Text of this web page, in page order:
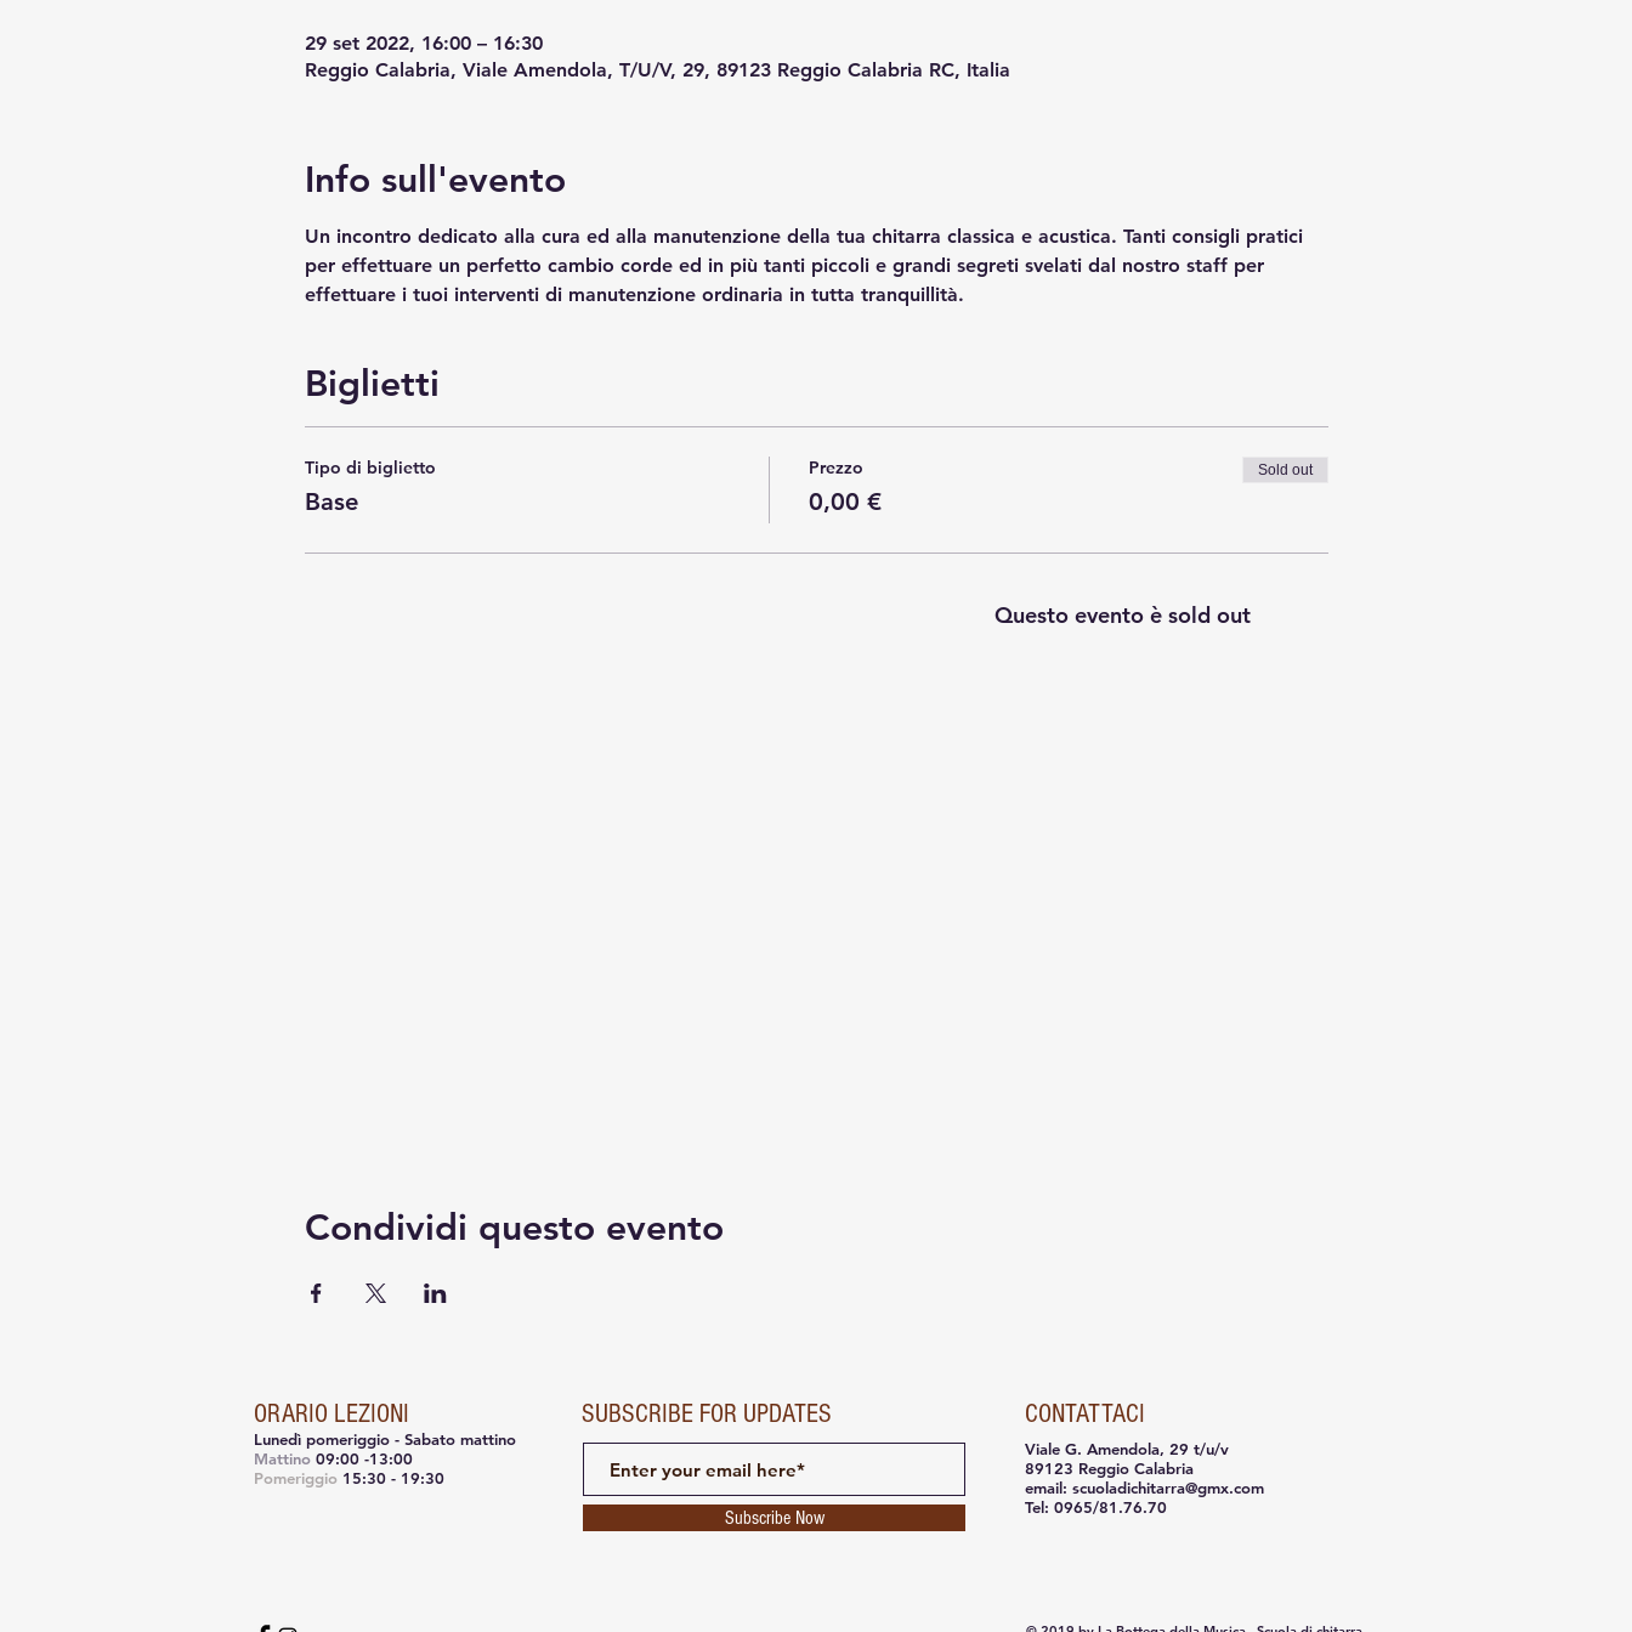
29 set 2022, 16:00 – 16:30
Reggio Calabria, Viale Amendola, T/U/V, 29, 89123 Reggio Calabria RC, Italia
Info sull'evento
Un incontro dedicato alla cura ed alla manutenzione della tua chitarra classica e acustica. Tanti consigli pratici
per effettuare un perfetto cambio corde ed in più tanti piccoli e grandi segreti svelati dal nostro staff per
effettuare i tuoi interventi di manutenzione ordinaria in tutta tranquillità.
Biglietti
Tipo di biglietto
Base
Prezzo
0,00 €
Sold out
Questo evento è sold out
Condividi questo evento
ORARIO LEZIONI
Lunedì pomeriggio - Sabato mattino
Mattino 09:00 -13:00
Pomeriggio 15:30 - 19:30
SUBSCRIBE FOR UPDATES
Subscribe Now
CONTATTACI
Viale G. Amendola, 29 t/u/v
89123 Reggio Calabria
email: scuoladichitarra@gmx.com
Tel: 0965/81.76.70